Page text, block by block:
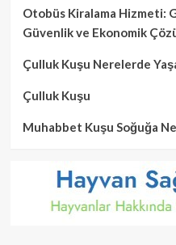
Otobüs Kiralama Hizmeti:
Güvenlik ve Ekonomik
Çulluk Kuşu Nerelerde
Çulluk Kuşu
Muhabbet Kuşu Soğuğa Ne